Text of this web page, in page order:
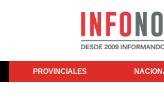
PROVINCIALES